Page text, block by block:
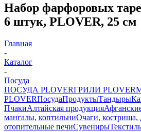
Набор фарфоровых
6 штук, PLOVER, 25 см
Главная
-
Каталог
-
Посуда
ПОСУДА PLOVERГРИЛИ PLOVER
PLOVERПосудаПродуктыТандыры
ПчакиАлтайская продукция
мангалы, коптильниОчаги,
отопительные печиСувенирыТекстиль